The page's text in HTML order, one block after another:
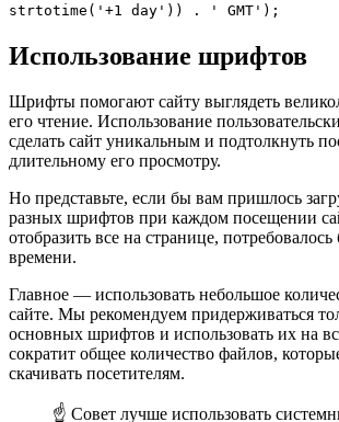
strtotime('+1 day')) . ' GMT');
Использование шрифтов
Шрифты помогают сайту выглядеть
его чтение. Использование
сделать сайт уникальным и подтолкнуть
длительному его просмотру.
Но представьте, если бы вам пришлось
разных шрифтов при каждом посещении
отобразить все на странице,
времени.
Главное — использовать небольшое
сайте. Мы рекомендуем придерживаться
основных шрифтов и использовать их на
сократит общее количество файлов,
скачивать посетителям.
☝ Совет лучше использовать